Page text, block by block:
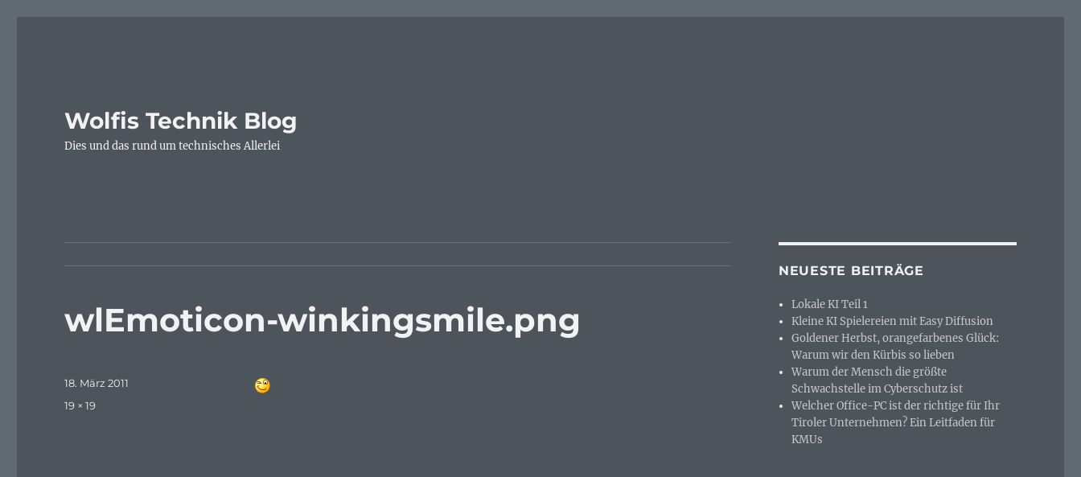
Wolfis Technik Blog
Dies und das rund um technisches Allerlei
wlEmoticon-winkingsmile.png
Veröffentlicht
18. März 2011
Originalgröße
19 × 19
NEUESTE BEITRÄGE
Lokale KI Teil 1
Kleine KI Spielereien mit Easy Diffusion
Goldener Herbst, orangefarbenes Glück:
Warum wir den Kürbis so lieben
Warum der Mensch die größte
Schwachstelle im Cyberschutz ist
Welcher Office-PC ist der richtige für Ihr
Tiroler Unternehmen? Ein Leitfaden für
KMUs